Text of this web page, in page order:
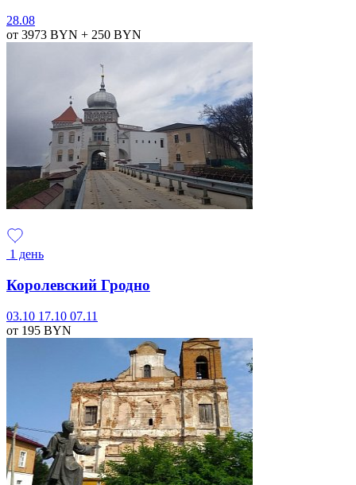
28.08
от 3973 BYN + 250 BYN
1 день
Королевский Гродно
03.10 17.10 07.11
от 195 BYN